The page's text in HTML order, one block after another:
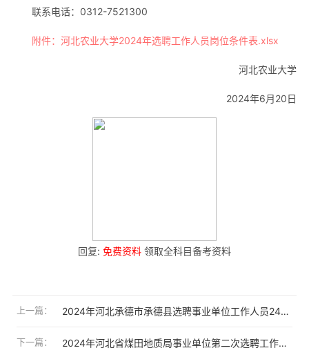
联系电话：0312-7521300
附件：河北农业大学2024年选聘工作人员岗位条件表.xlsx
河北农业大学
2024年6月20日
回复: 免费资料 领取全科目备考资料
上一篇： 2024年河北承德市承德县选聘事业单位工作人员24人公告
下一篇： 2024年河北省煤田地质局事业单位第二次选聘工作人员13人公告